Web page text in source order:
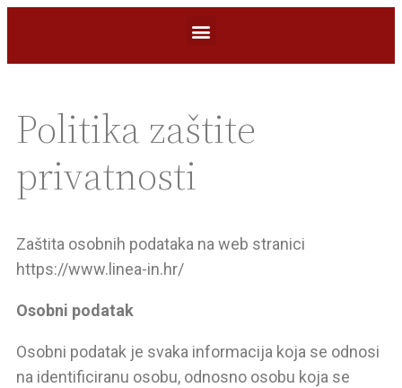
Politika zaštite
privatnosti
Zaštita osobnih podataka na web stranici
https://www.linea-in.hr/
Osobni podatak
Osobni podatak je svaka informacija koja se odnosi
na identificiranu osobu, odnosno osobu koja se